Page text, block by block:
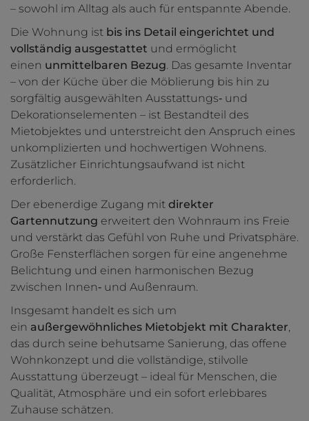
– sowohl im Alltag als auch für entspannte Abende.
Die Wohnung ist bis ins Detail eingerichtet und
vollständig ausgestattet und ermöglicht
einen unmittelbaren Bezug. Das gesamte Inventar
– von der Küche über die Möblierung bis hin zu
sorgfältig ausgewählten Ausstattungs‑ und
Dekorationselementen – ist Bestandteil des
Mietobjektes und unterstreicht den Anspruch eines
unkomplizierten und hochwertigen Wohnens.
Zusätzlicher Einrichtungsaufwand ist nicht
erforderlich.
Der ebenerdige Zugang mit direkter
Gartennutzung erweitert den Wohnraum ins Freie
und verstärkt das Gefühl von Ruhe und Privatsphäre.
Große Fensterflächen sorgen für eine angenehme
Belichtung und einen harmonischen Bezug
zwischen Innen‑ und Außenraum.
Insgesamt handelt es sich um
ein außergewöhnliches Mietobjekt mit Charakter,
das durch seine behutsame Sanierung, das offene
Wohnkonzept und die vollständige, stilvolle
Ausstattung überzeugt – ideal für Menschen, die
Qualität, Atmosphäre und ein sofort erlebbares
Zuhause schätzen.